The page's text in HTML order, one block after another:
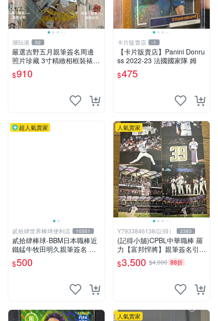
潮玩港 52
嚴選吉野五月親筆簽名周邊
照片珍藏 3寸精緻相框裝裱
工作人員推薦收藏品 3寸 珍
貴簽名照片 包裝嚴實 輕鬆收
$910
卡片販賣店 -1
【卡片販賣店】Panini Donru
ss 2022-23 法國國家隊 姆
$475
超人氣賣家
貳拾肆世界棒球便利店 10551
貳拾肆棒球-BBM日本職棒近
鐵錳牛牧田明久親筆簽名 球
卡
$500
人氣賣家
Y7933846138(記得） 2383
(記得小舖)CPBL中華職棒 羅
力【富邦悍將】親筆簽名引退
紀念明信片組(8入一組) 台灣
現貨如圖
$3,500 $4,000 88折
人氣賣家